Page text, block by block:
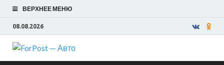
ВЕРХНЕЕ МЕНЮ
08.08.2026